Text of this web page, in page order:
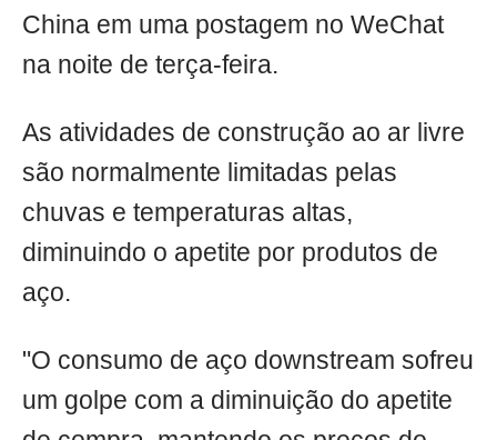
China em uma postagem no WeChat
na noite de terça-feira.
As atividades de construção ao ar livre
são normalmente limitadas pelas
chuvas e temperaturas altas,
diminuindo o apetite por produtos de
aço.
"O consumo de aço downstream sofreu
um golpe com a diminuição do apetite